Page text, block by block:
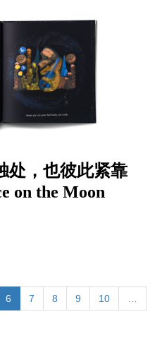
处，也彼此紧靠
on the Moon
6 7 8 9 10